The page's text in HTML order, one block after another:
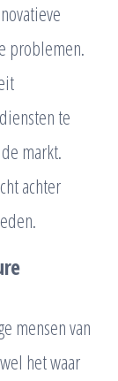
problemen.
te
markt.
achter
mensen van
het waar